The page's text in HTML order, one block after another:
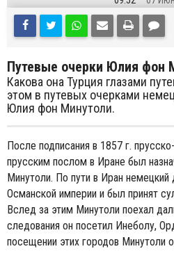
Путевые очерки Юлия фон
Какова она Турция глазами
этом в путевых очерками
Юлия фон Минутоли.
После подписания в 1857 г.
прусским послом в Иране был
Минутоли. По пути в Иран немецкий
Османской империи и был принят
Вслед за этим Минутоли поехал
следования он посетил Инеболу,
посещении этих городов Минутоли